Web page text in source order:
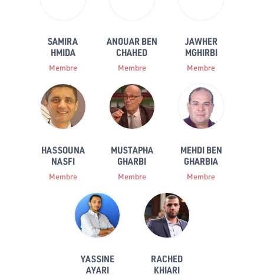
SAMIRA
HMIDA
Membre
ANOUAR BEN
CHAHED
Membre
JAWHER
MGHIRBI
Membre
HASSOUNA
NASFI
Membre
MUSTAPHA
GHARBI
Membre
MEHDI BEN
GHARBIA
Membre
YASSINE
AYARI
RACHED
KHIARI